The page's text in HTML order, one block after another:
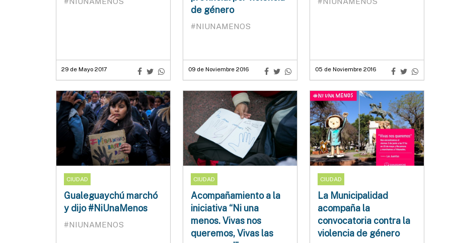
29 de Mayo 2017
de género
#NIUNAMENOS
09 de Noviembre 2016 05 de Noviembre 2016
CIUDAD
Gualeguaychú marchó
y dijo #NiUnaMenos
#NIUNAMENOS
CIUDAD
Acompañamiento a la
iniciativa “Ni una
menos. Vivas nos
queremos, Vivas las
CIUDAD
La Municipalidad
acompaña la
convocatoria contra la
violencia de género